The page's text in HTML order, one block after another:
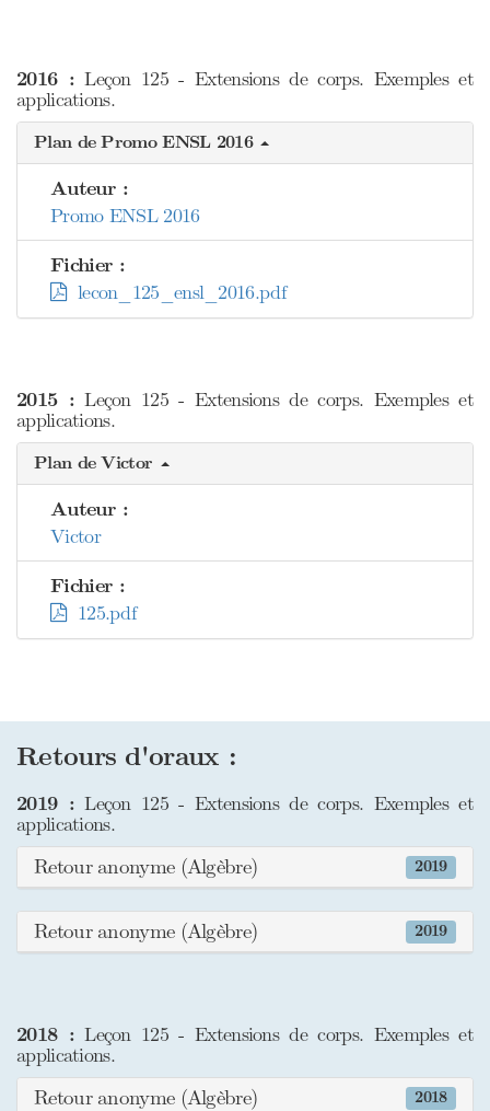
2016 :Leçon 125 - Extensions de corps. Exemples et
applications.
Plan de Promo ENSL 2016
Auteur :
Promo ENSL 2016
Fichier :
lecon_125_ensl_2016.pdf
2015 :Leçon 125 - Extensions de corps. Exemples et
applications.
Plan de Victor
Auteur :
Victor
Fichier :
125.pdf
Retours d'oraux :
2019 :Leçon 125 - Extensions de corps. Exemples et
applications.
2019
Retour anonyme (Algèbre)
2019
Retour anonyme (Algèbre)
2018 :Leçon 125 - Extensions de corps. Exemples et
applications.
2018
Retour anonyme (Algèbre)